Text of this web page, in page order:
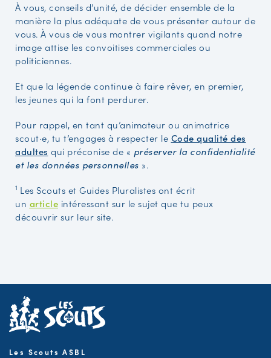
À vous, conseils d’unité, de décider ensemble de la
manière la plus adéquate de vous présenter autour de
vous. À vous de vous montrer vigilants quand notre
image attise les convoitises commerciales ou
politiciennes.
Et que la légende continue à faire rêver, en premier,
les jeunes qui la font perdurer.
Pour rappel, en tant qu’animateur ou animatrice
scout·e, tu t’engages à respecter le Code qualité des
adultes qui préconise de « préserver la confidentialité
et les données personnelles ».
1 Les Scouts et Guides Pluralistes ont écrit
un article intéressant sur le sujet que tu peux
découvrir sur leur site.
Les Scouts ASBL